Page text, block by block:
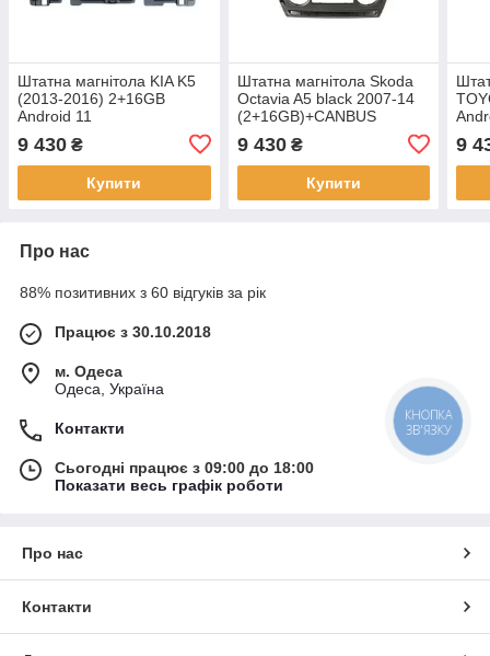
Штатна магнітола KIA K5
(2013-2016) 2+16GB
Android 11
9 430 ₴
Купити
Штатна магнітола Skoda
Octavia A5 black 2007-14
(2+16GB)+CANBUS
9 430₴
Купити
9
Про нас
88% позитивних з 60 відгуків за рік
Працює з 30.10.2018
м. Одеса
Одеса, Україна
Контакти
Сьогодні працює з 09:00 до 18:00
Показати весь графік роботи
Про нас
Контакти
КНОПКА
ЗВ'ЯЗКУ